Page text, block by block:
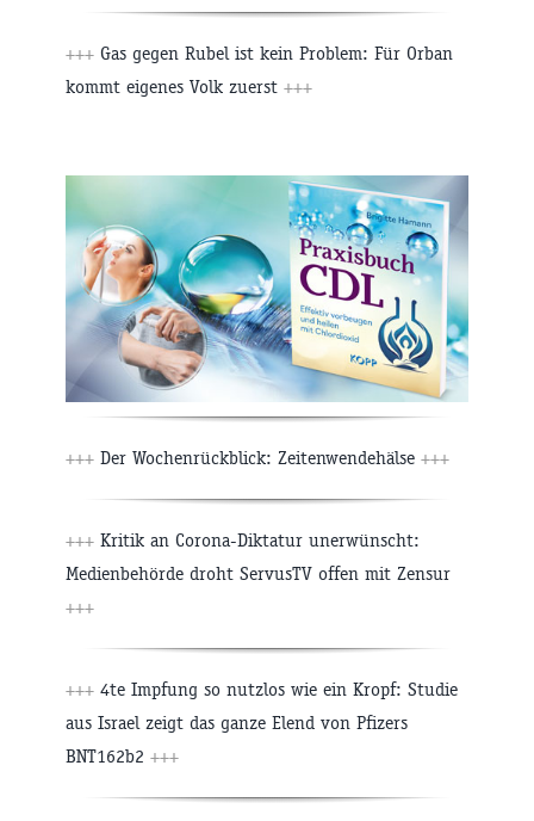
+++ Gas gegen Rubel ist kein Problem: Für Orban
kommt eigenes Volk zuerst +++
+++ Der Wochenrückblick: Zeitenwendehälse +++
+++ Kritik an Corona-Diktatur unerwünscht:
Medienbehörde droht ServusTV offen mit Zensur
+++
+++ 4te Impfung so nutzlos wie ein Kropf: Studie
aus Israel zeigt das ganze Elend von Pfizers
BNT162b2 +++